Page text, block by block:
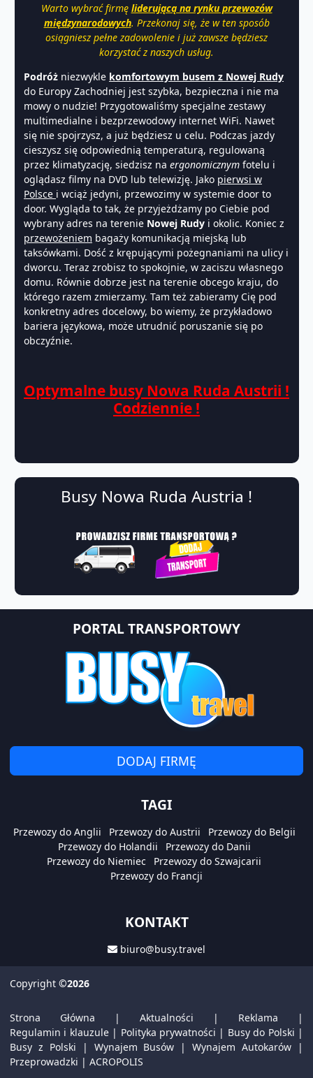
Warto wybrać firmę liderującą na rynku przewozów
międzynarodowych. Przekonaj się, że w ten sposób
osiągniesz pełne zadowolenie i już zawsze będziesz
korzystać z naszych usług.
Podróż niezwykle komfortowym busem z Nowej Rudy
do Europy Zachodniej jest szybka, bezpieczna i nie ma
mowy o nudzie! Przygotowaliśmy specjalne zestawy
multimedialne i bezprzewodowy internet WiFi. Nawet
się nie spojrzysz, a już będziesz u celu. Podczas jazdy
cieszysz się odpowiednią temperaturą, regulowaną
przez klimatyzację, siedzisz na ergonomicznym fotelu i
oglądasz filmy na DVD lub telewizję. Jako pierwsi w
Polsce i wciąż jedyni, przewozimy w systemie door to
door. Wygląda to tak, że przyjeżdżamy po Ciebie pod
wybrany adres na terenie Nowej Rudy i okolic. Koniec z
przewożeniem bagaży komunikacją miejską lub
taksówkami. Dość z krępującymi pożegnaniami na ulicy i
dworcu. Teraz zrobisz to spokojnie, w zaciszu własnego
domu. Równie dobrze jest na terenie obcego kraju, do
którego razem zmierzamy. Tam też zabieramy Cię pod
konkretny adres docelowy, bo wiemy, że przykładowo
bariera językowa, może utrudnić poruszanie się po
obczyźnie.
Optymalne busy Nowa Ruda Austrii !
Codziennie !
Busy Nowa Ruda Austria !
PORTAL TRANSPORTOWY
DODAJ FIRMĘ
TAGI
Przewozy do Anglii Przewozy do Austrii
Przewozy do Belgii
Przewozy do Holandii
Przewozy do Danii
Przewozy do Niemiec
Przewozy do Szwajcarii
Przewozy do Francji
KONTAKT
biuro@busy.travel
Copyright ©2026
Strona Główna | Aktualności | Reklama |
Regulamin i klauzule| Polityka prywatności | Busy do Polski |
Busy z Polski | Wynajem Busów |Wynajem Autokarów |
Przeprowadzki | ACROPOLIS